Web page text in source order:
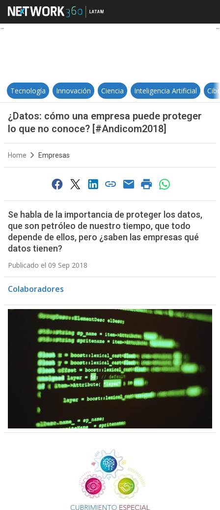
¿Datos: cómo una empresa
Tecnología Innovación Ciencia Inteligencia Artificial
¿Datos: cómo una empresa puede proteger
lo que no conoce? [#Andicom2018]
Home Empresas
Se habla de la importancia de proteger los datos,
que son petróleo de nuestro tiempo, que todo
depende de ellos, pero ¿saben las empresas qué
datos tienen?
Publicado el 09 Sep 2018
Colaboradores